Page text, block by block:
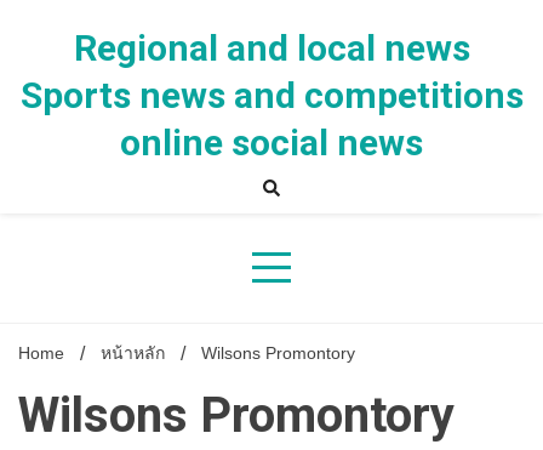
Regional and local news
Sports news and competitions
online social news
Home หน้าหลัก Wilsons Promontory
Wilsons Promontory